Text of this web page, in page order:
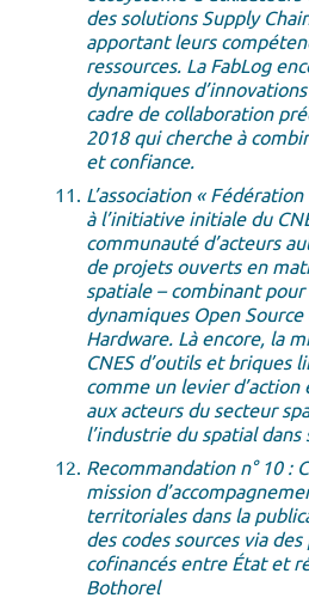
des solutions Supply
apportant leurs
ressources. La FabLog
dynamiques
cadre de collaboration
2018 qui cherche à
et confiance.
L’association «
à l’initiative initiale du
communauté d’acteurs
de projets ouverts en
spatiale – combinant
dynamiques Open
Hardware. Là encore, la
CNES d’outils et briques
comme un levier
aux acteurs du secteur
l’industrie du spatial dans
Recommandation n° 10 :
mission
territoriales dans la
des codes sources via
cofinancés entre État et
Bothorel